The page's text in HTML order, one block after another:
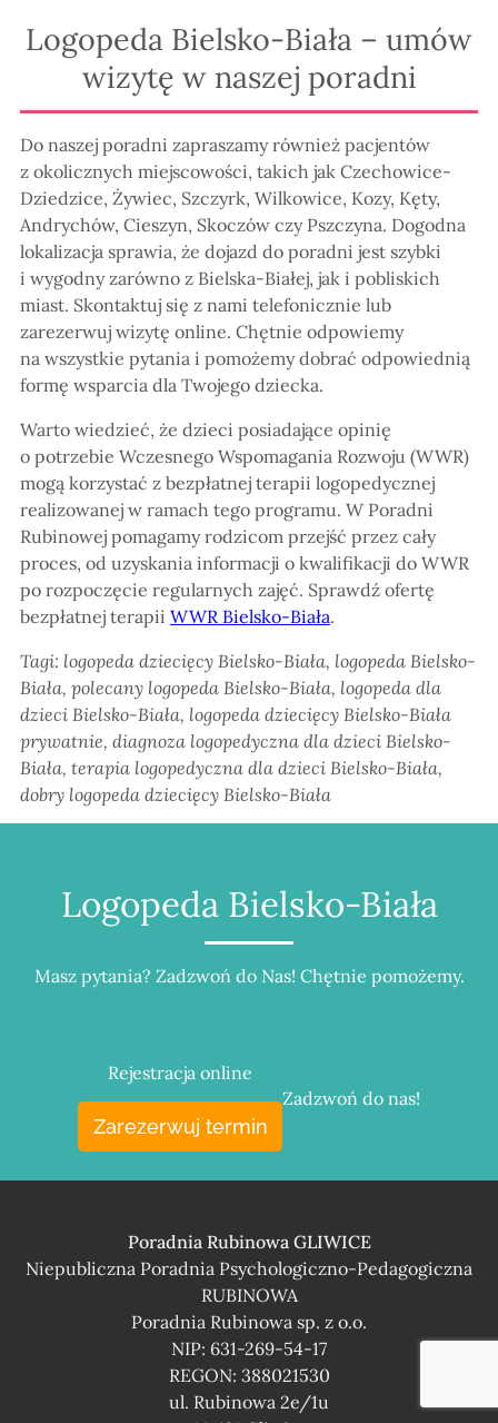
Logopeda Bielsko-Biała – umów
wizytę w naszej poradni
Do naszej poradni zapraszamy również pacjentów
z okolicznych miejscowości, takich jak Czechowice-
Dziedzice, Żywiec, Szczyrk, Wilkowice, Kozy, Kęty,
Andrychów, Cieszyn, Skoczów czy Pszczyna. Dogodna
lokalizacja sprawia, że dojazd do poradni jest szybki
i wygodny zarówno z Bielska-Białej, jak i pobliskich
miast. Skontaktuj się z nami telefonicznie lub
zarezerwuj wizytę online. Chętnie odpowiemy
na wszystkie pytania i pomożemy dobrać odpowiednią
formę wsparcia dla Twojego dziecka.
Warto wiedzieć, że dzieci posiadające opinię
o potrzebie Wczesnego Wspomagania Rozwoju (WWR)
mogą korzystać z bezpłatnej terapii logopedycznej
realizowanej w ramach tego programu. W Poradni
Rubinowej pomagamy rodzicom przejść przez cały
proces, od uzyskania informacji o kwalifikacji do WWR
po rozpoczęcie regularnych zajęć. Sprawdź ofertę
bezpłatnej terapii WWR Bielsko-Biała.
Tagi: logopeda dziecięcy Bielsko-Biała, logopeda Bielsko-
Biała, polecany logopeda Bielsko-Biała, logopeda dla
dzieci Bielsko-Biała, logopeda dziecięcy Bielsko-Biała
prywatnie, diagnoza logopedyczna dla dzieci Bielsko-
Biała, terapia logopedyczna dla dzieci Bielsko-Biała,
dobry logopeda dziecięcy Bielsko-Biała
Logopeda Bielsko-Biała
Masz pytania? Zadzwoń do Nas! Chętnie pomożemy.
Rejestracja online
Zarezerwuj termin
Zadzwoń do nas!
Poradnia Rubinowa GLIWICE
Niepubliczna Poradnia Psychologiczno-Pedagogiczna
RUBINOWA
Poradnia Rubinowa sp. z o.o.
NIP: 631-269-54-17
REGON: 388021530
ul. Rubinowa 2e/1u